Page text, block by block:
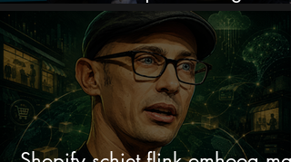
negeren